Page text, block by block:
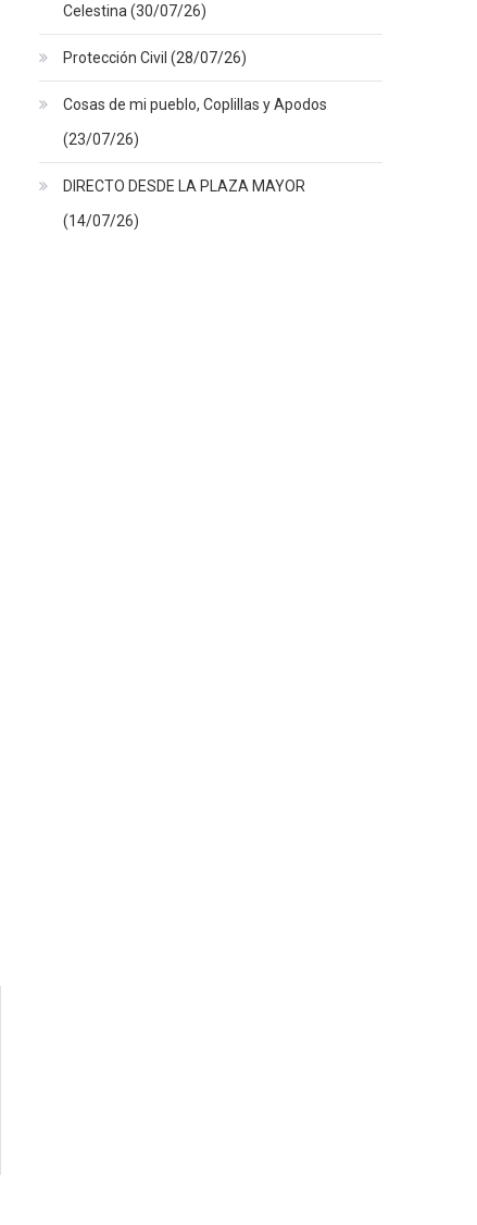
Celestina (30/07/26)
Protección Civil (28/07/26)
Cosas de mi pueblo, Coplillas y Apodos
(23/07/26)
DIRECTO DESDE LA PLAZA MAYOR
(14/07/26)